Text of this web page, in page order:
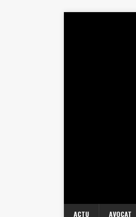
ACTU AVOCAT